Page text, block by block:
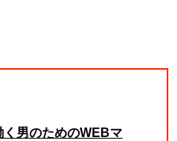
男のためのWEBマ